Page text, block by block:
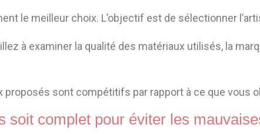
le meilleur choix. L’objectif est de sélectionner
à examiner la qualité des matériaux utilisés, la
sont compétitifs par rapport à ce que vous
soit complet pour éviter les